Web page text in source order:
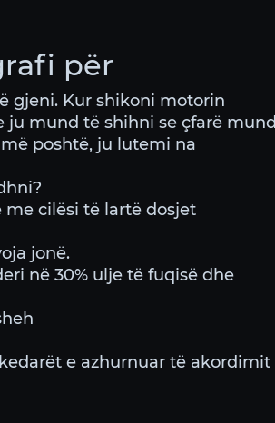
për
gjeni. Kur shikoni motorin
ju mund të shihni se çfarë mund
poshtë, ju lutemi na
cilësi të lartë dosjet
jonë.
në 30% ulje të fuqisë dhe
e azhurnuar të akordimit